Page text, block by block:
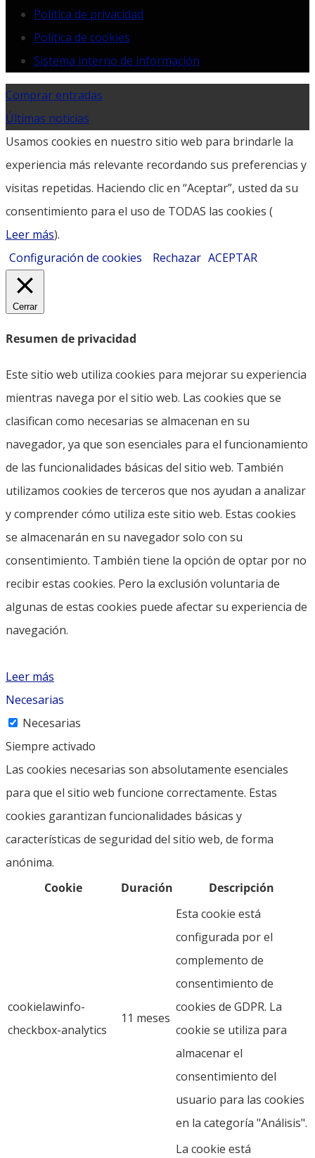
Política de privacidad
Política de cookies
Sistema interno de información
Comprar entradas
Últimas noticias
Usamos cookies en nuestro sitio web para brindarle la
experiencia más relevante recordando sus preferencias y
visitas repetidas. Haciendo clic en “Aceptar”, usted da su
consentimiento para el uso de TODAS las cookies (
Leer más).
Configuración de cookies
Rechazar ACEPTAR
Cerrar
Resumen de privacidad
Este sitio web utiliza cookies para mejorar su experiencia
mientras navega por el sitio web. Las cookies que se
clasifican como necesarias se almacenan en su
navegador, ya que son esenciales para el funcionamiento
de las funcionalidades básicas del sitio web. También
utilizamos cookies de terceros que nos ayudan a analizar
y comprender cómo utiliza este sitio web. Estas cookies
se almacenarán en su navegador solo con su
consentimiento. También tiene la opción de optar por no
recibir estas cookies. Pero la exclusión voluntaria de
algunas de estas cookies puede afectar su experiencia de
navegación.
Leer más
Necesarias
Necesarias
Siempre activado
Las cookies necesarias son absolutamente esenciales
para que el sitio web funcione correctamente. Estas
cookies garantizan funcionalidades básicas y
características de seguridad del sitio web, de forma
anónima.
Cookie
Duración Descripción
cookielawinfo-
checkbox-analytics
11 meses
Esta cookie está
configurada por el
complemento de
consentimiento de
cookies de GDPR. La
cookie se utiliza para
almacenar el
consentimiento del
usuario para las cookies
en la categoría "Análisis".
La cookie está